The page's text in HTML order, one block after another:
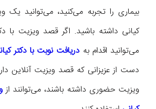
بیماری را تجربه می‌کنید، می‌توانید یک
کیانی داشته باشید. اگر قصد ویزیت با
می‌توانید اقدام به دریافت نوبت با دکتر
دست از عزیزانی که قصد ویزیت آنلاین
ویزیت حضوری داشته باشند، می‌توانند از